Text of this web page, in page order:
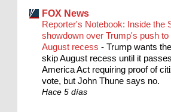
FOX News
Reporter's Notebook: Inside the
showdown over Trump's push
August recess - Trump wants
skip August recess until it
America Act requiring proof of
vote, but John Thune says no.
Hace 5 días